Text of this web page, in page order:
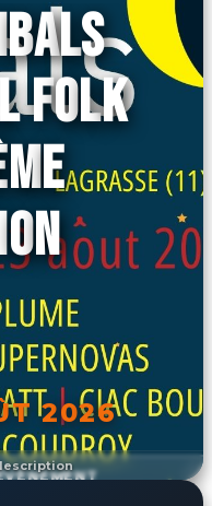
FOLK
2026